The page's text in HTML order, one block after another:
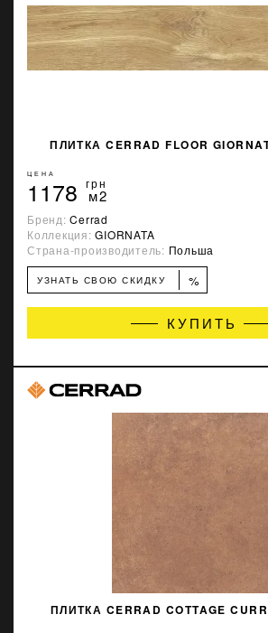
ПЛИТКА CERRAD FLOOR
ЦЕНА
1178 грн
м2
Бренд:Cerrad
Коллекция:GIORNATA
Страна-производитель: Польша
УЗНАТЬ СВОЮ СКИДКУ %
КУПИТЬ
ПЛИТКА CERRAD COTTAGE